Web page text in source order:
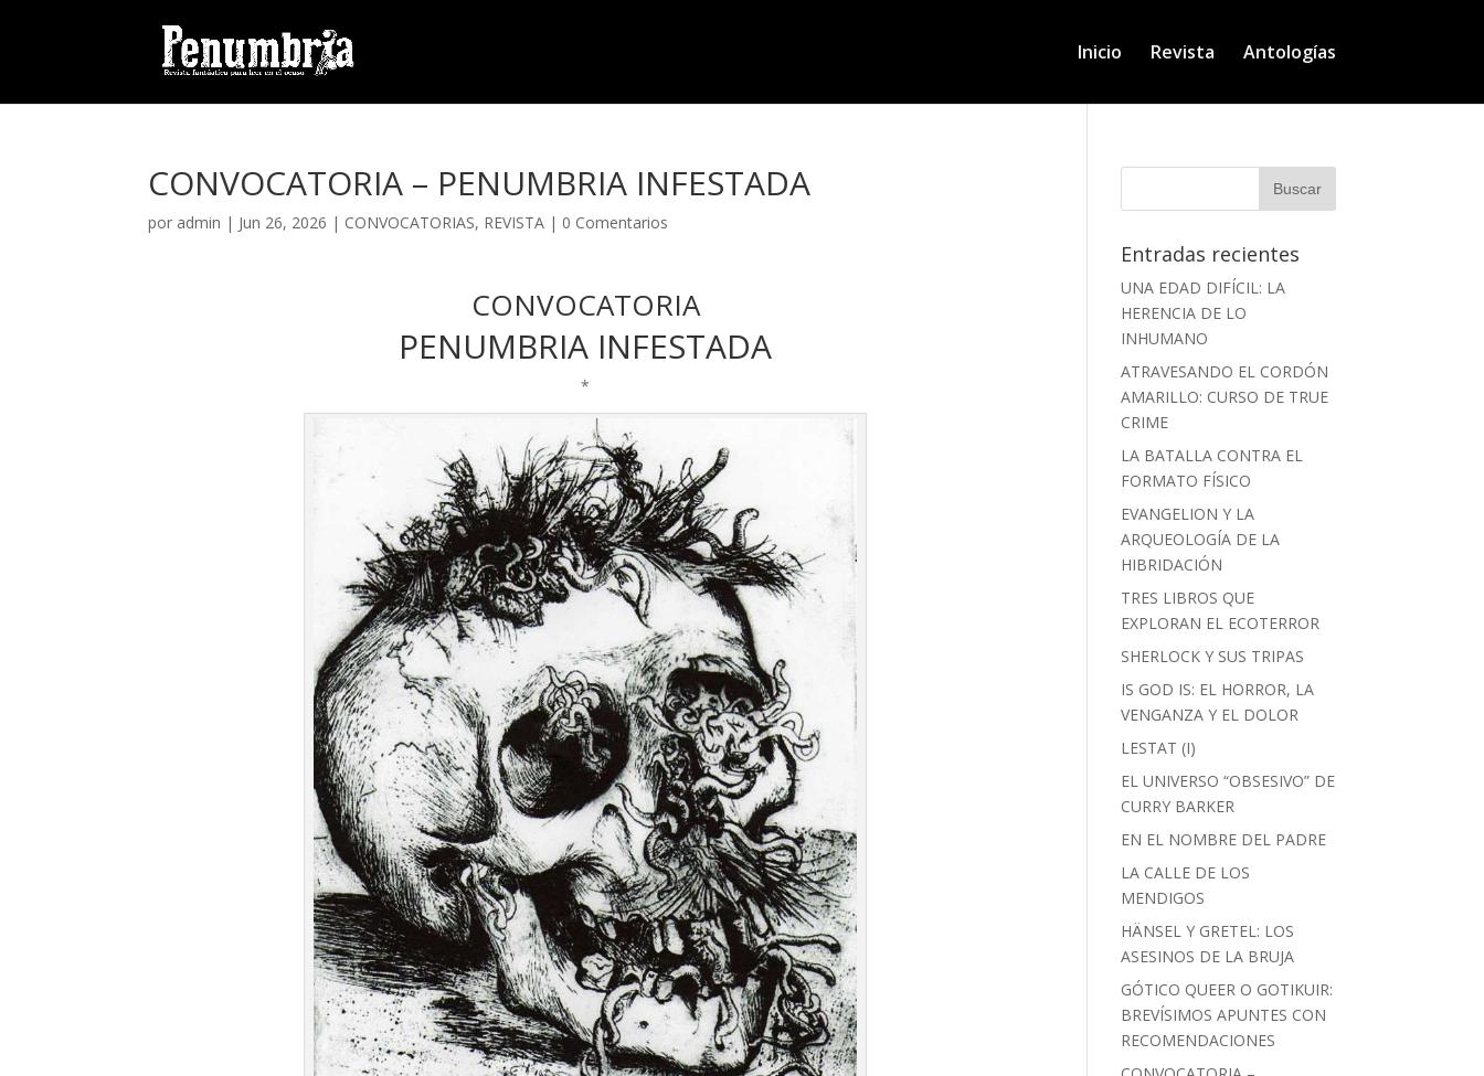
Inicio Revista Antologías
CONVOCATORIA – PENUMBRIA INFESTADA
por admin | Jun 26, 2026 | CONVOCATORIAS, REVISTA | 0 Comentarios
CONVOCATORIA
PENUMBRIA INFESTADA
*
Entradas recientes
UNA EDAD DIFÍCIL: LA
HERENCIA DE LO
INHUMANO
ATRAVESANDO EL CORDÓN
AMARILLO: CURSO DE TRUE
CRIME
LA BATALLA CONTRA EL
FORMATO FÍSICO
EVANGELION Y LA
ARQUEOLOGÍA DE LA
HIBRIDACIÓN
TRES LIBROS QUE
EXPLORAN EL ECOTERROR
SHERLOCK Y SUS TRIPAS
IS GOD IS: EL HORROR, LA
VENGANZA Y EL DOLOR
LESTAT (I)
EL UNIVERSO “OBSESIVO” DE
CURRY BARKER
EN EL NOMBRE DEL PADRE
LA CALLE DE LOS
MENDIGOS
HÄNSEL Y GRETEL: LOS
ASESINOS DE LA BRUJA
GÓTICO QUEER O GOTIKUIR:
BREVÍSIMOS APUNTES CON
RECOMENDACIONES